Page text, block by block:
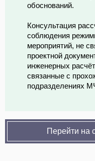
обоснований.
Консультация
соблюдения
мероприятий, не
проектной
инженерных
связанные с
подразделениях
Перейти на